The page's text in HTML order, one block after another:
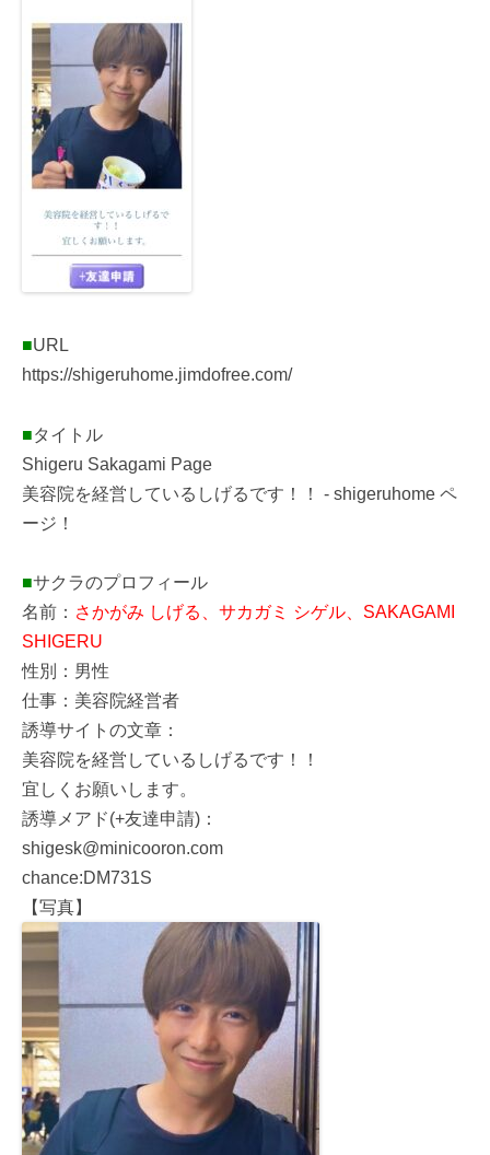
■URL
https://shigeruhome.jimdofree.com/
■タイトル
Shigeru Sakagami Page
美容院を経営しているしげるです！！ - shigeruhome ペ
ージ！
■サクラのプロフィール
名前： さかがみ しげる、サカガミ シゲル、SAKAGAMI
SHIGERU
性別：男性
仕事：美容院経営者
誘導サイトの文章：
美容院を経営しているしげるです！！
宜しくお願いします。
誘導メアド(+友達申請)：
shigesk@minicooron.com
chance:DM731S
【写真】